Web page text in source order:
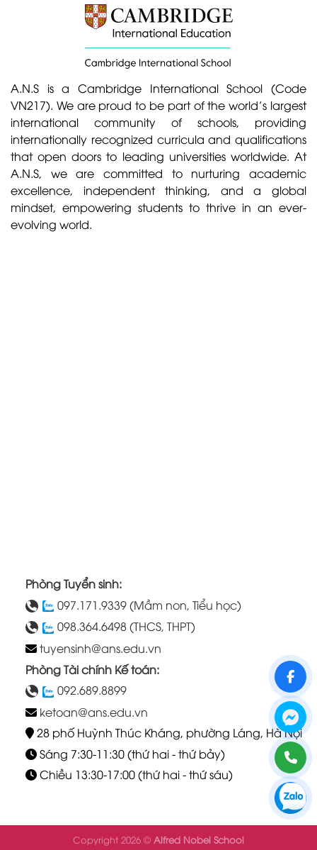
Mầm
non,
Tiểu
học
A.N.S is a Cambridge International School (Code
VN217). We are proud to be part of the world’s largest
international community of schools, providing
internationally recognized curricula and qualifications
that open doors to leading universities worldwide. At
A.N.S, we are committed to nurturing academic
excellence, independent thinking, and a global
mindset, empowering students to thrive in an ever-
evolving world.
Phòng Tuyển sinh:
097.171.9339 (Mầm non, Tiểu học)
098.364.6498 (THCS, THPT)
tuyensinh@ans.edu.vn
Phòng Tài chính Kế toán:
092.689.8899
ketoan@ans.edu.vn
28 phố Huỳnh Thúc Kháng, phường Láng, Hà Nội
Sáng 7:30-11:30 (thứ hai - thứ bảy)
Chiều 13:30-17:00 (thứ hai - thứ sáu)
Copyright 2026 © Alfred Nobel School